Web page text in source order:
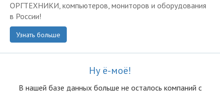
ОРГТЕХНИКИ, компьютеров, мониторов и оборудования
в России!
Узнать больше
Ну ё-моё!
В нашей базе данных больше не осталоcь компаний с